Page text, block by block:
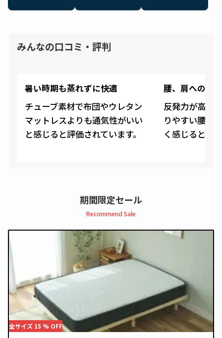
みんなの口コミ・評判
暑い時期も蒸れずに快適
チューブ素材で布団やウレタン
マットレスよりも通気性がいい
と感じると評価されています。
腰、肩への負
反発力が高い
りやすい腰や
く感じると評
期間限定セール
Recommend Sale
全サイズ 15 % OFF